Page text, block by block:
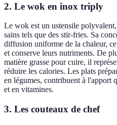
2. Le wok en inox triply
Le wok est un ustensile
sains tels que des stir-fries. Sa
diffusion uniforme de la chaleur,
et conserve leurs nutriments. De
matière grasse pour cuire, il
réduire les calories. Les plats
en légumes, contribuent à l'apport
et en vitamines.
3. Les couteaux de chef